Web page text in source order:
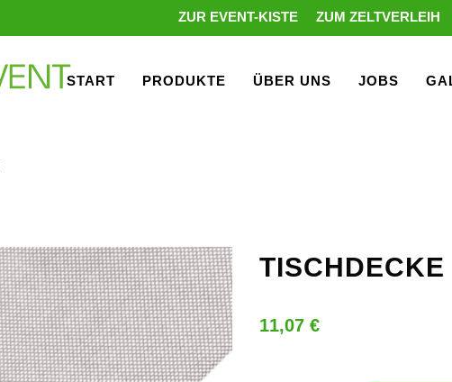
ZUR EVENT-KISTE ZUM ZELTVERLEIH
START PRODUKTE ÜBER UNS JOBS
11,07 €